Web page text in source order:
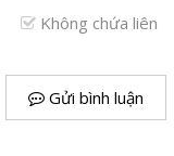
Không chứa liên
Gửi bình luận